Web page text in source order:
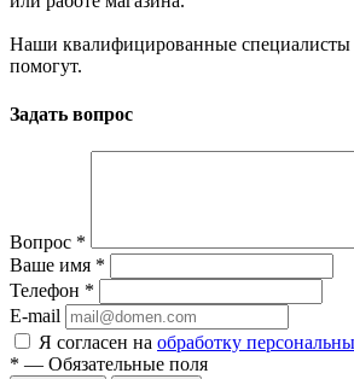
Наши квалифицированные специалисты
помогут.
Задать вопрос
Вопрос *
Ваше имя *
Телефон *
E-mail
Я согласен на обработку
* — Обязательные поля